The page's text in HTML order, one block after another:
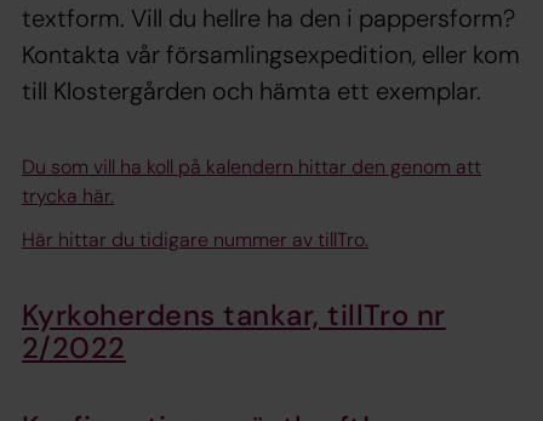
textform. Vill du hellre ha den i pappersform?
Kontakta vår församlingsexpedition, eller kom
till Klostergården och hämta ett exemplar.
Du som vill ha koll på kalendern hittar den genom att
trycka här.
Här hittar du tidigare nummer av tillTro.
Kyrkoherdens tankar, tillTro nr
2/2022